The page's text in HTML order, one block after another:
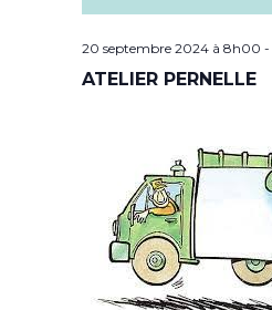
20 septembre 2024 à 8h00 -
ATELIER PERNELLE